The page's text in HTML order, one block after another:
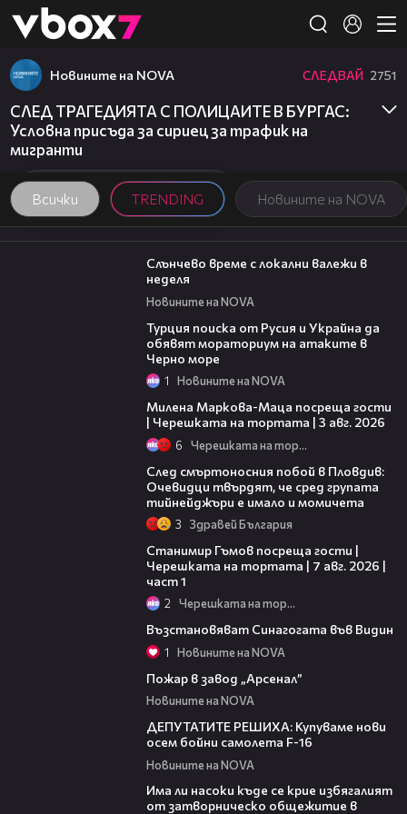
👾
Всички TRENDING Новините на NOVA
Новините на NOVA СЛЕДВАЙ 2751
СЛЕД ТРАГЕДИЯТА С ПОЛИЦАИТЕ В БУРГАС:
Условна присъда за сириец за трафик на
мигранти
00:56
Слънчево време с локални валежи в
неделя
Новините на NOVA
Турция поиска от Русия и Украйна да
обявят мораториум на атаките в
Черно море
1 Новините на NOVA
Милена Маркова-Маца посреща гости
| Черешката на тортата | 3 авг. 2026
6 Черешката на тортата
След смъртоносния побой в Пловдив:
Очевидци твърдят, че сред групата
тийнейджъри е имало и момичета
3 Здравей България
Станимир Гъмов посреща гости |
Черешката на тортата | 7 авг. 2026 |
част 1
2 Черешката на тортата
Възстановяват Синагогата във Видин
1 Новините на NOVA
Пожар в завод „Арсенал”
Новините на NOVA
ДЕПУТАТИТЕ РЕШИХА: Купуваме нови
осем бойни самолета F-16
Новините на NOVA
Има ли насоки къде се крие избягалият
от затворническо общежитие в